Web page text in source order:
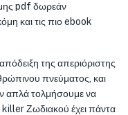
pdf δωρεάν
και τις πιο ebook
της απεριόριστης
πνεύματος, και
απλά τολμήσουμε να
Ζωδιακού έχει πάντα